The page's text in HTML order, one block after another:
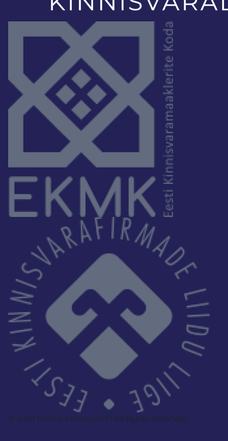
© 2026 Prisma Kinnisvarad | All Rights Reserved